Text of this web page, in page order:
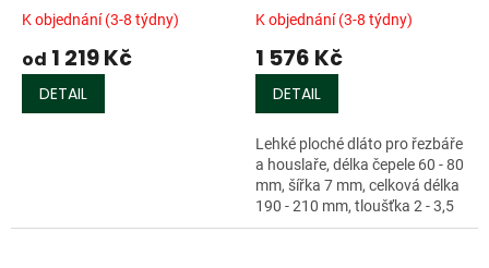
K objednání (3-8 týdny)
od 1 219 Kč
DETAIL
K objednání (3-8 týdny)
1 576 Kč
DETAIL
Lehké ploché dláto pro řezbáře
a houslaře, délka čepele 60 - 80
mm, šířka 7 mm, celková délka
190 - 210 mm, tloušťka 2 - 3,5
mm.